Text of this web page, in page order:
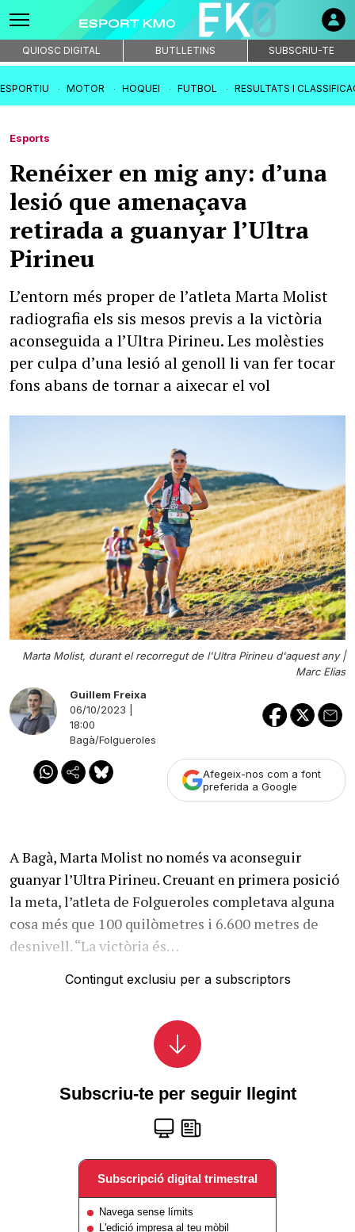
QUIOSC DIGITAL BUTLLETINS SUBSCRIU-TE
MOTOR HOQUEI FUTBOL RESULTATS I
Esports
Renéixer en mig any: d’una
lesió que amenaçava
retirada a guanyar l’Ultra
Pirineu
L’entorn més proper de l’atleta Marta Molist
radiografia els sis mesos previs a la victòria
aconseguida a l’Ultra Pirineu. Les molèsties
per culpa d’una lesió al genoll li van fer tocar
fons abans de tornar a aixecar el vol
Marta Molist, durant el recorregut de l'Ultra Pirineu d'aquest any |
Marc Elias
Guillem Freixa
06/10/2023 |
18:00
Bagà/Folgueroles
Afegeix-nos com a font
preferida a Google
A Bagà, Marta Molist no només va aconseguir
guanyar l’Ultra Pirineu. Creuant en primera posició
la meta, l’atleta de Folgueroles completava alguna
cosa més que 100 quilòmetres i 6.600 metres de
desnivell. “La victòria és…
Contingut exclusiu per a subscriptors